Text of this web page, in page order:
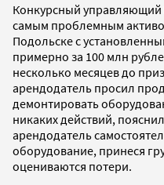
Конкурсный управляющий
самым проблемным
Подольске с
примерно за 100 млн
несколько месяцев до
арендодатель просил
демонтировать
никаких действий,
арендодатель
оборудование, принеся
оцениваются потери.